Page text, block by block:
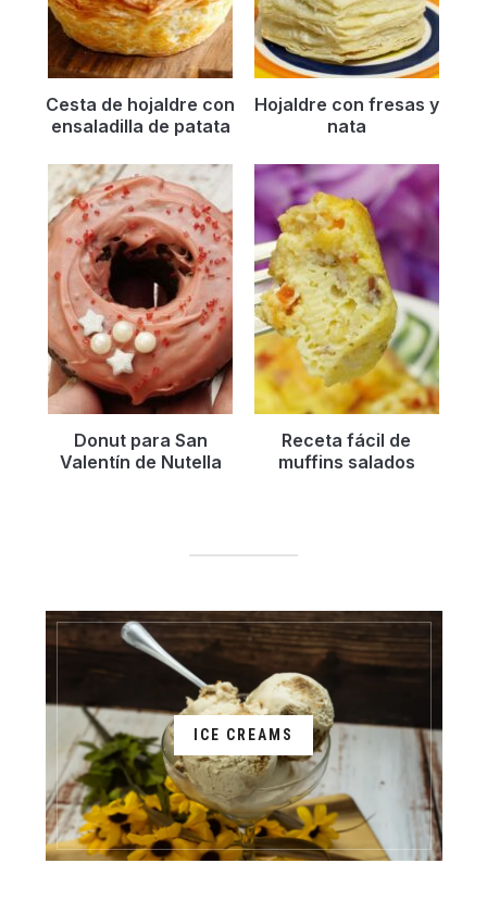
Cesta de hojaldre con
ensaladilla de patata
Hojaldre con fresas y
nata
Donut para San
Valentín de Nutella
Receta fácil de
muffins salados
ICE CREAMS